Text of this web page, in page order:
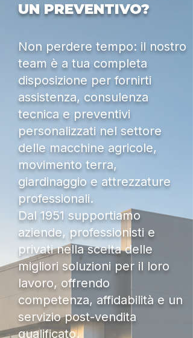
UN PREVENTIVO?
Non perdere tempo: il nostro
team è a tua completa
disposizione per fornirti
assistenza, consulenza
tecnica e preventivi
personalizzati nel settore
delle macchine agricole,
movimento terra,
giardinaggio e attrezzature
professionali.
Dal 1951 supportiamo
aziende, professionisti e
privati nella scelta delle
migliori soluzioni per il loro
lavoro, offrendo
competenza, affidabilità e un
servizio post-vendita
qualificato.